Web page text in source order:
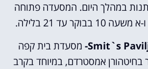
במהלך היום. המסעדה פתוחה
עד 21 בלילה.
מסעדת בית קפה
בחיטהורן אמסטרדם, במיוחד בקרב